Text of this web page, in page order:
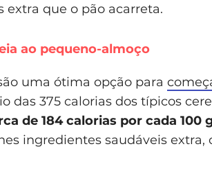
extra que o pão acarreta.
ao pequeno-almoço
uma ótima opção para
das 375 calorias dos típicos
de 184 calorias por cada 100
ingredientes saudáveis extra,